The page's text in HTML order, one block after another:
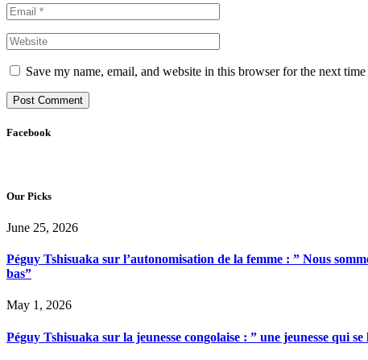
Save my name, email, and website in this browser for the next
Facebook
Our Picks
June 25, 2026
Péguy Tshisuaka sur l’autonomisation de la femme : ” Nous
bas”
May 1, 2026
Péguy Tshisuaka sur la jeunesse congolaise : ” une jeunesse qui